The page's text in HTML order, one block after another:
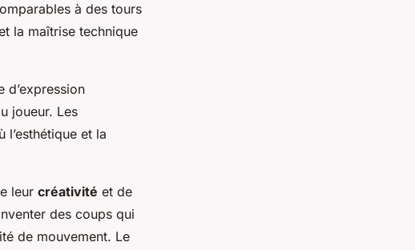
à des tours
la maîtrise technique
d’expression
joueur. Les
et la
leur créativité et de
des coups qui
de mouvement. Le